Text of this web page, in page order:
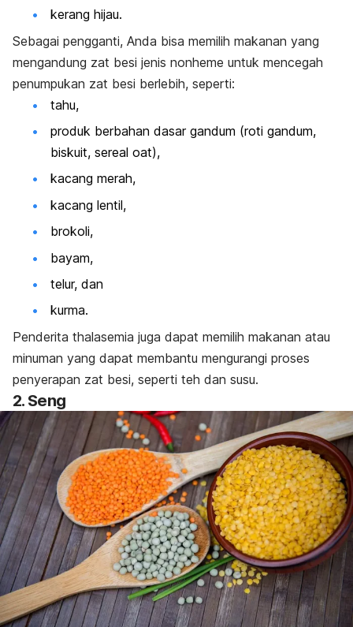
kerang hijau.
Sebagai pengganti, Anda bisa memilih makanan yang
mengandung zat besi jenis nonheme untuk mencegah
penumpukan zat besi berlebih, seperti:
tahu,
produk berbahan dasar gandum (roti gandum,
biskuit, sereal oat),
kacang merah,
kacang lentil,
brokoli,
bayam,
telur, dan
kurma.
Penderita thalasemia juga dapat memilih makanan atau
minuman yang dapat membantu mengurangi proses
penyerapan zat besi, seperti teh dan susu.
2. Seng